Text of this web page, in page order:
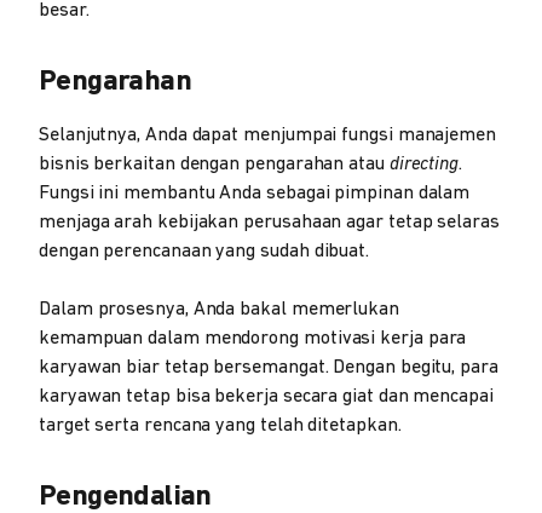
besar.
Pengarahan
Selanjutnya, Anda dapat menjumpai fungsi manajemen
bisnis berkaitan dengan pengarahan atau directing.
Fungsi ini membantu Anda sebagai pimpinan dalam
menjaga arah kebijakan perusahaan agar tetap selaras
dengan perencanaan yang sudah dibuat.
Dalam prosesnya, Anda bakal memerlukan
kemampuan dalam mendorong motivasi kerja para
karyawan biar tetap bersemangat. Dengan begitu, para
karyawan tetap bisa bekerja secara giat dan mencapai
target serta rencana yang telah ditetapkan.
Pengendalian